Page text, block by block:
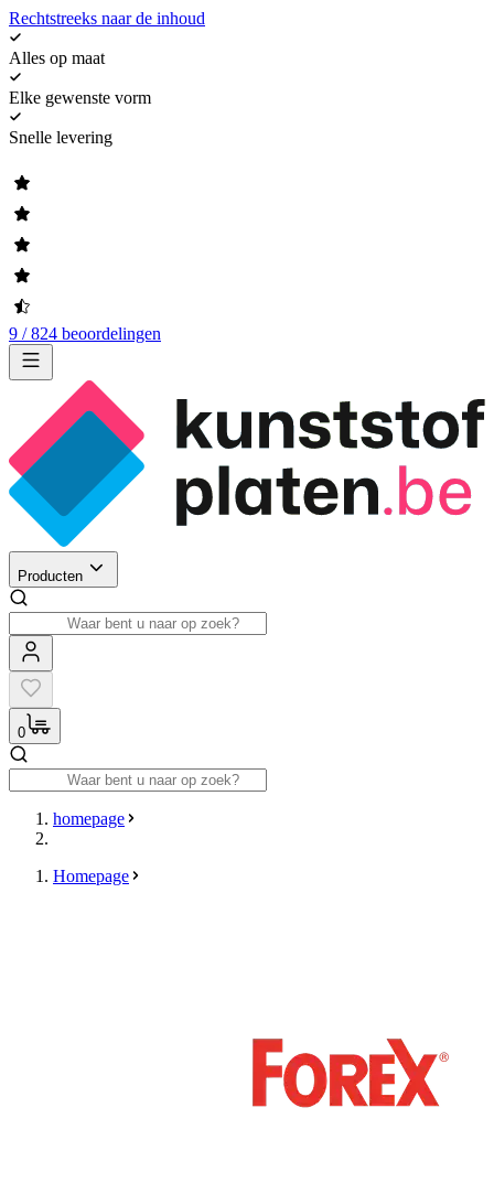
Rechtstreeks naar de inhoud
Alles op maat
Elke gewenste vorm
Snelle levering
9 / 824 beoordelingen
Producten
0
homepage
Homepage